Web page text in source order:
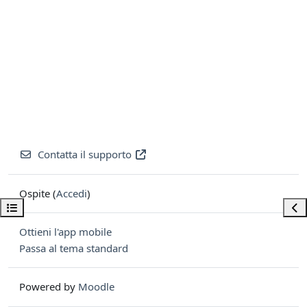
Apri indice del corso
Contatta il supporto
Ospite (Accedi)
Ottieni l'app mobile
Passa al tema standard
Powered by Moodle